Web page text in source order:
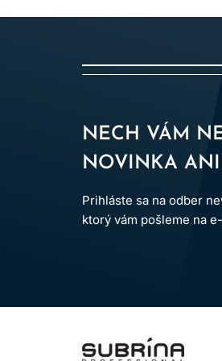
rozmer.
zosvetlovanie s fóliami,
PREPÁJANIE FARIEB:
odrastov.
NECH VÁM
NOVINKA
Prihláste sa na odber
ktorý vám pošleme na
LOMAX